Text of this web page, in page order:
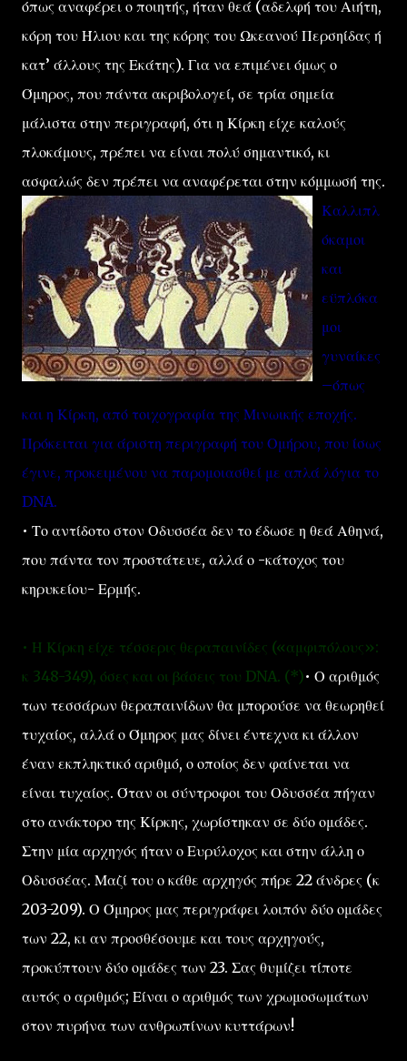
όπως αναφέρει ο ποιητής, ήταν θεά (αδελφή του Αιήτη,
κόρη του Ήλιου και της κόρης του Ωκεανού Περσηίδας ή
κατ’ άλλους της Εκάτης). Για να επιμένει όμως ο
Όμηρος, που πάντα ακριβολογεί, σε τρία σημεία
μάλιστα στην περιγραφή, ότι η Κίρκη είχε καλούς
πλοκάμους, πρέπει να είναι πολύ σημαντικό, κι
ασφαλώς δεν πρέπει να αναφέρεται στην κόμμωσή της.
Καλλιπλ
όκαμοι
και
εϋπλόκα
μοι
γυναίκες
–όπως
και η Κίρκη, από τοιχογραφία της Μινωικής εποχής.
Πρόκειται για άριστη περιγραφή του Ομήρου, που ίσως
έγινε, προκειμένου να παρομοιασθεί με απλά λόγια το
DNA.
• Το αντίδοτο στον Οδυσσέα δεν το έδωσε η θεά Αθηνά,
που πάντα τον προστάτευε, αλλά ο -κάτοχος του
κηρυκείου- Ερμής.
• Η Κίρκη είχε τέσσερις θεραπαινίδες («αμφιπόλους»:
κ 348-349), όσες και οι βάσεις του DNA. (*)• Ο αριθμός
των τεσσάρων θεραπαινίδων θα μπορούσε να θεωρηθεί
τυχαίος, αλλά ο Όμηρος μας δίνει έντεχνα κι άλλον
έναν εκπληκτικό αριθμό, ο οποίος δεν φαίνεται να
είναι τυχαίος. Όταν οι σύντροφοι του Οδυσσέα πήγαν
στο ανάκτορο της Κίρκης, χωρίστηκαν σε δύο ομάδες.
Στην μία αρχηγός ήταν ο Ευρύλοχος και στην άλλη ο
Οδυσσέας. Μαζί του ο κάθε αρχηγός πήρε 22 άνδρες (κ
203-209). Ο Όμηρος μας περιγράφει λοιπόν δύο ομάδες
των 22, κι αν προσθέσουμε και τους αρχηγούς,
προκύπτουν δύο ομάδες των 23. Σας θυμίζει τίποτε
αυτός ο αριθμός; Είναι ο αριθμός των χρωμοσωμάτων
στον πυρήνα των ανθρωπίνων κυττάρων!